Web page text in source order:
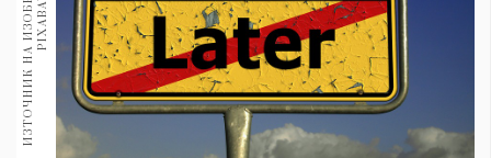
Здраве 389
Gentlemen
382